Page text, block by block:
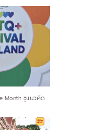
Month ชูแนวคิด